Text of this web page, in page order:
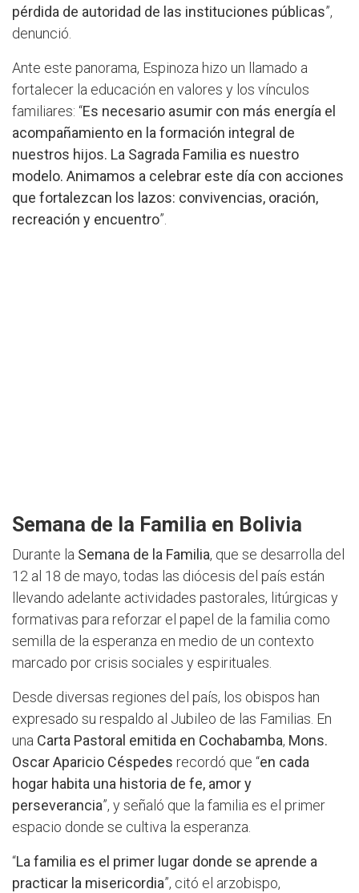
pérdida de autoridad de las instituciones públicas”,
denunció.
Ante este panorama, Espinoza hizo un llamado a
fortalecer la educación en valores y los vínculos
familiares: “Es necesario asumir con más energía el
acompañamiento en la formación integral de
nuestros hijos. La Sagrada Familia es nuestro
modelo. Animamos a celebrar este día con acciones
que fortalezcan los lazos: convivencias, oración,
recreación y encuentro”.
Semana de la Familia en Bolivia
Durante la Semana de la Familia, que se desarrolla del
12 al 18 de mayo, todas las diócesis del país están
llevando adelante actividades pastorales, litúrgicas y
formativas para reforzar el papel de la familia como
semilla de la esperanza en medio de un contexto
marcado por crisis sociales y espirituales.
Desde diversas regiones del país, los obispos han
expresado su respaldo al Jubileo de las Familias. En
una Carta Pastoral emitida en Cochabamba, Mons.
Oscar Aparicio Céspedes recordó que “en cada
hogar habita una historia de fe, amor y
perseverancia”, y señaló que la familia es el primer
espacio donde se cultiva la esperanza.
“La familia es el primer lugar donde se aprende a
practicar la misericordia”, citó el arzobispo,